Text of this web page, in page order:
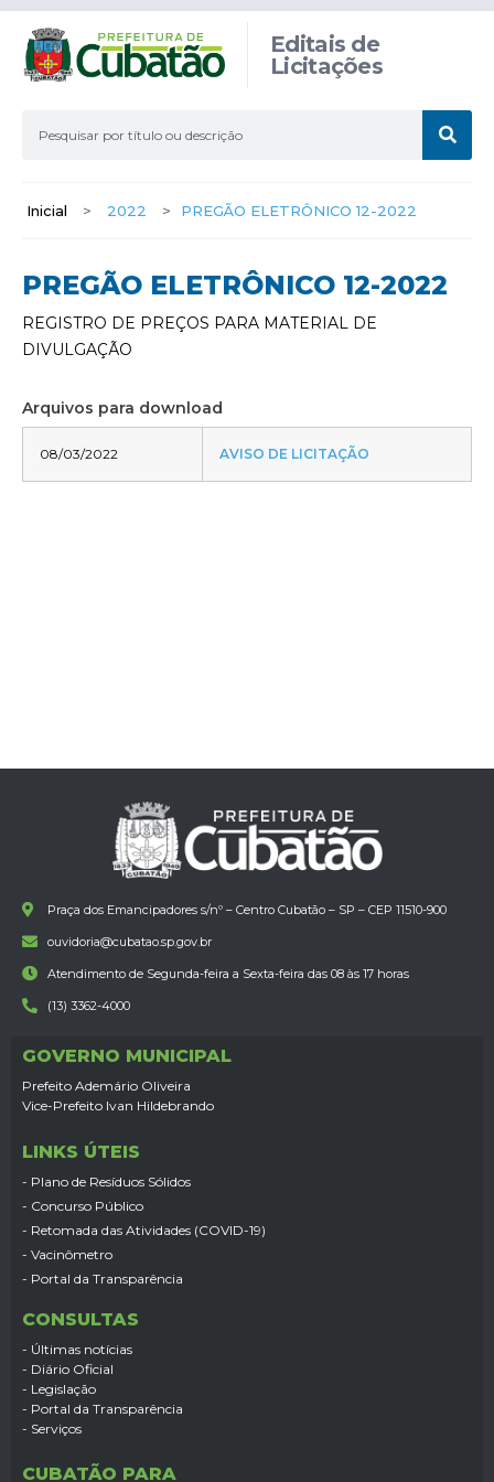
Editais de
Licitações
Inicial > 2022 > PREGÃO ELETRÔNICO 12-2022
PREGÃO ELETRÔNICO 12-2022
REGISTRO DE PREÇOS PARA MATERIAL DE
DIVULGAÇÃO
Arquivos para download
08/03/2022 AVISO DE LICITAÇÃO
Praça dos Emancipadores s/nº – Centro Cubatão – SP – CEP 11510-900
ouvidoria@cubatao.sp.gov.br
Atendimento de Segunda-feira a Sexta-feira das 08 às 17 horas
(13) 3362-4000
GOVERNO MUNICIPAL
Prefeito Ademário Oliveira
Vice-Prefeito Ivan Hildebrando
LINKS ÚTEIS
- Plano de Resíduos Sólidos
- Concurso Público
- Retomada das Atividades (COVID-19)
- Vacinômetro
- Portal da Transparência
CONSULTAS
- Últimas notícias
- Diário Oficial
- Legislação
- Portal da Transparência
- Serviços
CUBATÃO PARA